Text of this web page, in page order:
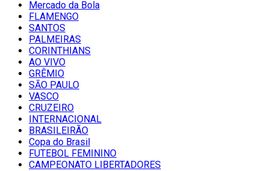
Mercado da Bola
FLAMENGO
SANTOS
PALMEIRAS
CORINTHIANS
AO VIVO
GRÊMIO
SĀO PAULO
VASCO
CRUZEIRO
INTERNACIONAL
BRASILEIRÃO
Copa do Brasil
FUTEBOL FEMININO
CAMPEONATO LIBERTADORES